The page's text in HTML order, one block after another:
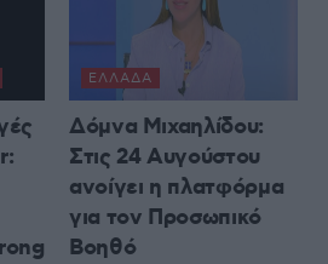
ΕΛΛΆΔΑ
Δόμνα Μιχαηλίδου:
Στις 24 Αυγούστου
ανοίγει η πλατφόρμα
για τον Προσωπικό
Βοηθό